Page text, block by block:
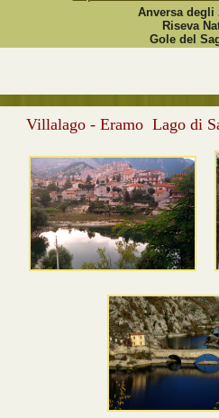
Anversa degli
Riseva
Gole del
Villalago - Eramo Lago di